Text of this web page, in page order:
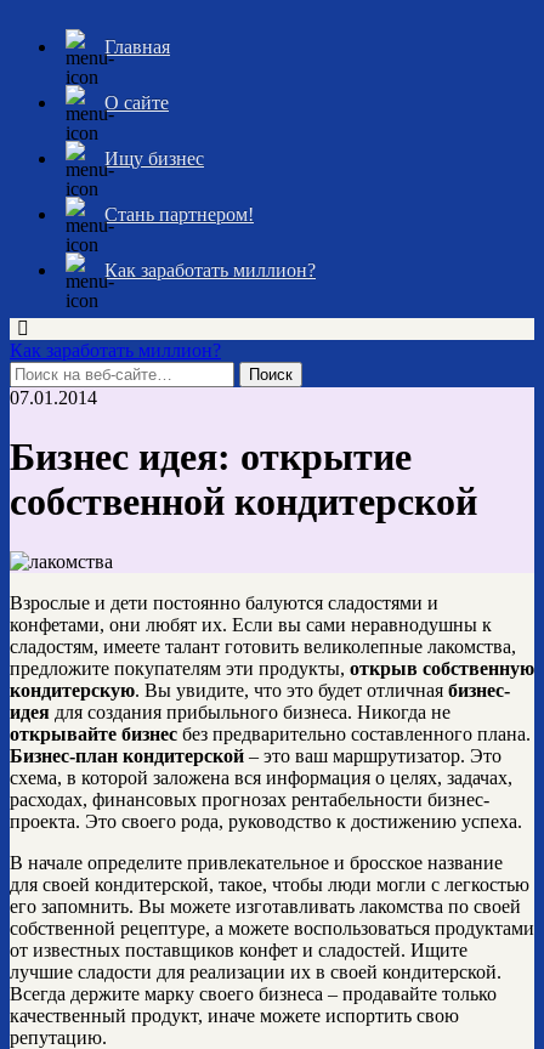
Главная
О сайте
Ищу бизнес
Стань партнером!
Как заработать миллион?
Как заработать миллион?
07.01.2014
Бизнес идея: открытие
собственной кондитерской
Взрослые и дети постоянно балуются сладостями и
конфетами, они любят их. Если вы сами неравнодушны к
сладостям, имеете талант готовить великолепные лакомства,
предложите покупателям эти продукты, открыв собственную
кондитерскую. Вы увидите, что это будет отличная бизнес-
идея для создания прибыльного бизнеса. Никогда не
открывайте бизнес без предварительно составленного плана.
Бизнес-план кондитерской – это ваш маршрутизатор. Это
схема, в которой заложена вся информация о целях, задачах,
расходах, финансовых прогнозах рентабельности бизнес-
проекта. Это своего рода, руководство к достижению успеха.
В начале определите привлекательное и бросское название
для своей кондитерской, такое, чтобы люди могли с легкостью
его запомнить. Вы можете изготавливать лакомства по своей
собственной рецептуре, а можете воспользоваться продуктами
от известных поставщиков конфет и сладостей. Ищите
лучшие сладости для реализации их в своей кондитерской.
Всегда держите марку своего бизнеса – продавайте только
качественный продукт, иначе можете испортить свою
репутацию.